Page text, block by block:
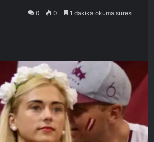
0 0 1 dakika okuma süresi